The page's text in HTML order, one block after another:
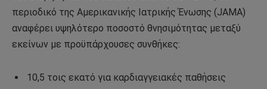
περιοδικό της Αμερικανικής Ιατρικής Ένωσης (JAMA)
αναφέρει υψηλότερο ποσοστό θνησιμότητας μεταξύ
εκείνων με προϋπάρχουσες συνθήκες:
10,5 τοις εκατό για καρδιαγγειακές παθήσεις